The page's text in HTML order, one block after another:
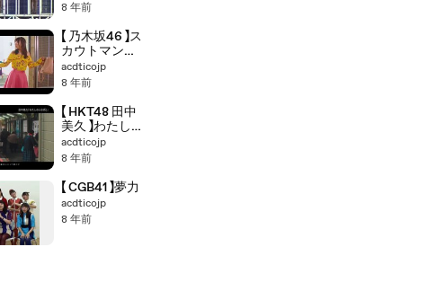
8 年前
【 乃木坂46 】ス
カウトマン
(Remix)
acdticojp
8 年前
【 HKT48 田中
美久 】わたしの
ふるさと
acdticojp
8 年前
【 CGB41 】夢力
acdticojp
8 年前